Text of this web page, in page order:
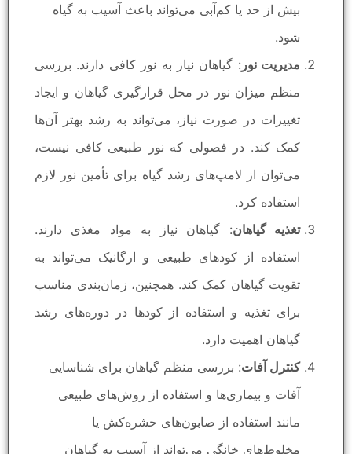
بیش از حد یا کم‌آبی می‌تواند باعث آسیب به گیاه
شود.
مدیریت نور : گیاهان نیاز به نور کافی دارند. بررسی
منظم میزان نور در محل قرارگیری گیاهان و ایجاد
تغییرات در صورت نیاز، می‌تواند به رشد بهتر آن‌ها
کمک کند. در فصولی که نور طبیعی کافی نیست،
می‌توان از لامپ‌های رشد گیاه برای تأمین نور لازم
استفاده کرد.
تغذیه گیاهان: گیاهان نیاز به مواد مغذی دارند.
استفاده از کودهای طبیعی و ارگانیک می‌تواند به
تقویت گیاهان کمک کند. همچنین، زمان‌بندی مناسب
برای تغذیه و استفاده از کودها در دوره‌های رشد
گیاهان اهمیت دارد.
کنترل آفات: بررسی منظم گیاهان برای شناسایی
آفات و بیماری‌ها و استفاده از روش‌های طبیعی
مانند استفاده از صابون‌های حشره‌کش یا
مخلوط‌های خانگی می‌تواند از آسیب به گیاهان